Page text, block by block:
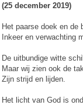
(25 december 2019)
Het paarse doek en de
Inkeer en verwachting
De uitbundige witte
Maar wij zien ook de
Zijn strijd en lijden.
Het licht van God is